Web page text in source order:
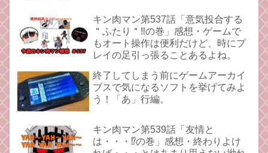
キン肉マン第537話「意気投合する
＂ふたり＂‼︎の巻」感想・ゲームで
もオート操作は便利だけど、時にプ
レイの足引っ張ることあるよね。
終了してしまう前にゲームアーカイ
ブスで気になるソフトを挙げてみよ
う！「あ」行編。
キン肉マン第539話「友情と
は・・・⁉︎の巻」感想・終わりよけ